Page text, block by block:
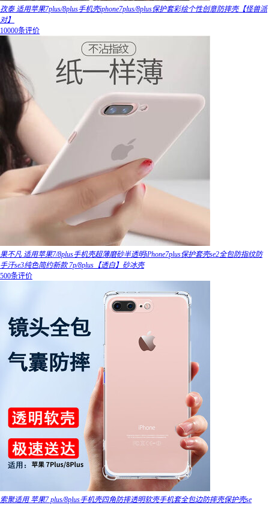
孜泰 适用苹果7plus/8plus手机壳iphone7plus/8plus保护套彩绘个性创意防摔壳【怪兽派
对】
10000条评价
果不凡 适用苹果7/8plus手机壳超薄磨砂半透明iPhone7plus保护套壳se2全包防指纹防
手汗se3纯色简约新款 7p/8plus【透白】砂冰壳
500条评价
索聚适用 苹果7 plus/8plus手机壳四角防摔透明软壳手机套全包边防摔壳保护壳se